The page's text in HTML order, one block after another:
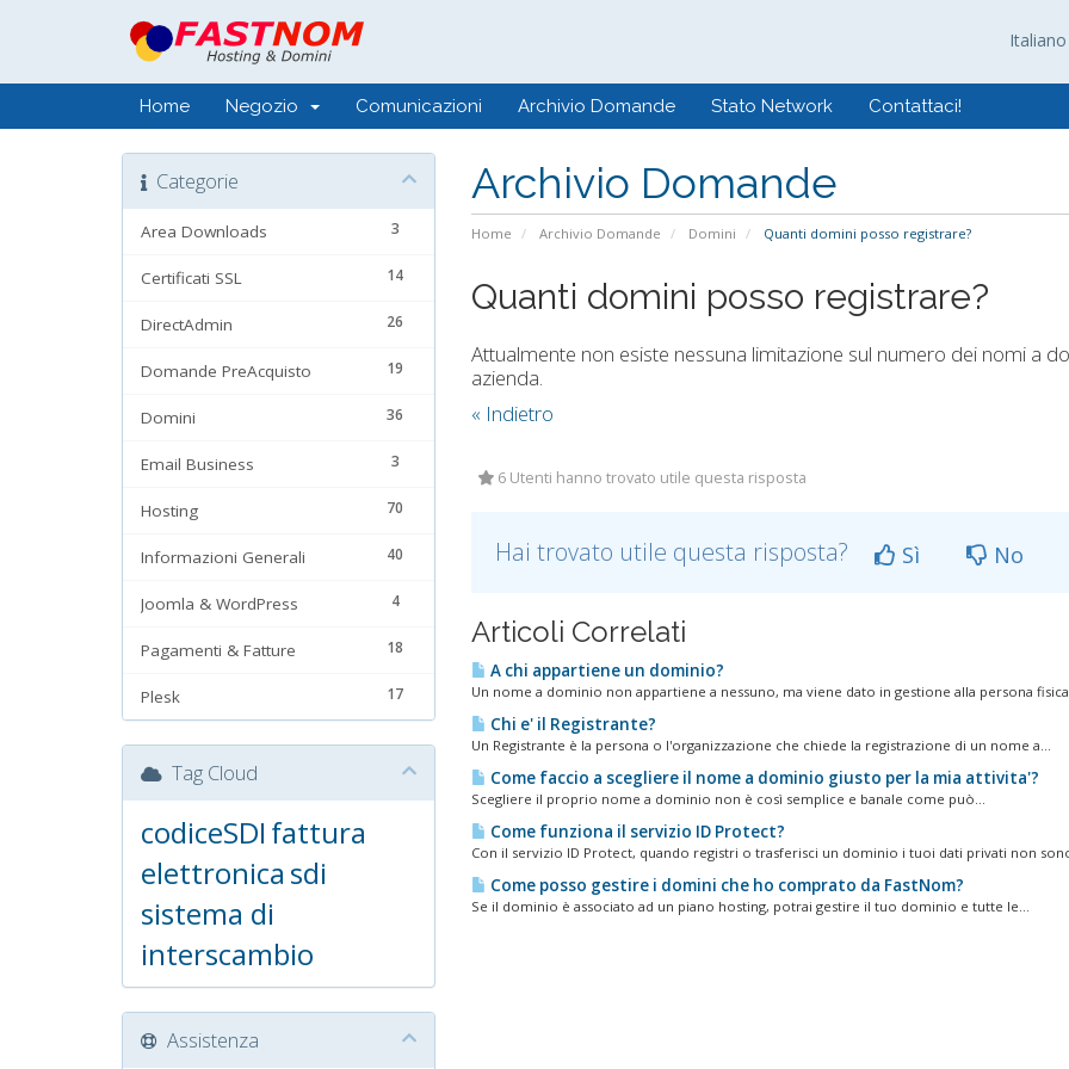
Italiano
Home Negozio Comunicazioni Archivio Domande Stato Network Contattaci!
Archivio Domande
Home Archivio Domande Domini Quanti domini posso registrare?
Categorie
3
Area Downloads
14
Certificati SSL
26
DirectAdmin
19
Domande PreAcquisto
36
Domini
3
Email Business
70
Hosting
40
Informazioni Generali
4
Joomla & WordPress
18
Pagamenti & Fatture
17
Plesk
Quanti domini posso registrare?
Attualmente non esiste nessuna limitazione sul numero dei nomi a
azienda.
« Indietro
6 Utenti hanno trovato utile questa risposta
Hai trovato utile questa risposta? Sì No
Articoli Correlati
A chi appartiene un dominio?
Un nome a dominio non appartiene a nessuno, ma viene dato in gestione alla persona
Chi e' il Registrante?
Un Registrante è la persona o l'organizzazione che chiede la registrazione di un nome a...
Come faccio a scegliere il nome a dominio giusto per la mia attivita'?
Scegliere il proprio nome a dominio non è così semplice e banale come può...
Come funziona il servizio ID Protect?
Con il servizio ID Protect, quando registri o trasferisci un dominio i tuoi dati privati non
Come posso gestire i domini che ho comprato da FastNom?
Se il dominio è associato ad un piano hosting, potrai gestire il tuo dominio e tutte le...
Tag Cloud
codiceSDI fattura
elettronica sdi
sistema di
interscambio
Assistenza